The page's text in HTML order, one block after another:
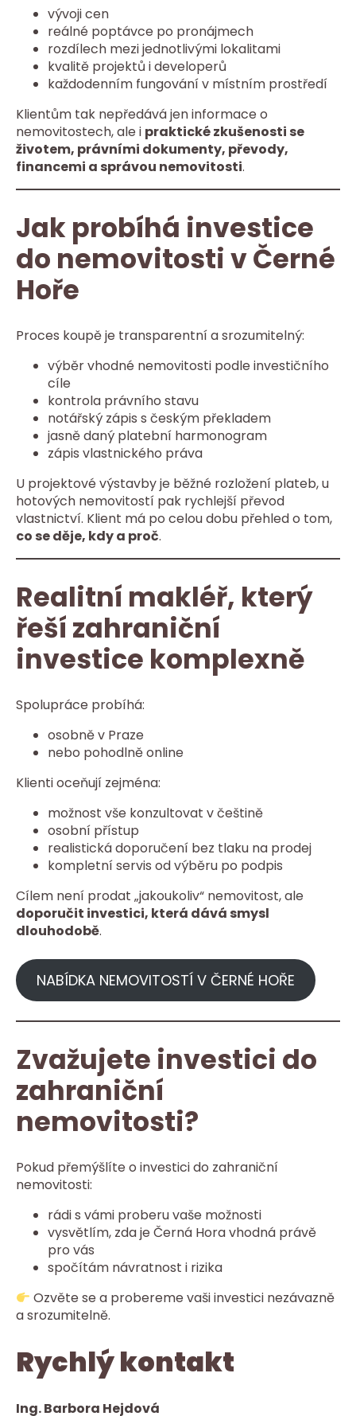
vývoji cen
reálné poptávce po pronájmech
rozdílech mezi jednotlivými lokalitami
kvalitě projektů i developerů
každodenním fungování v místním prostředí
Klientům tak nepředává jen informace o
nemovitostech, ale i praktické zkušenosti se
životem, právními dokumenty, převody,
financemi a správou nemovitosti.
Jak probíhá investice
do nemovitosti v Černé
Hoře
Proces koupě je transparentní a srozumitelný:
výběr vhodné nemovitosti podle investičního
cíle
kontrola právního stavu
notářský zápis s českým překladem
jasně daný platební harmonogram
zápis vlastnického práva
U projektové výstavby je běžné rozložení plateb, u
hotových nemovitostí pak rychlejší převod
vlastnictví. Klient má po celou dobu přehled o tom,
co se děje, kdy a proč.
Realitní makléř, který
řeší zahraniční
investice komplexně
Spolupráce probíhá:
osobně v Praze
nebo pohodlně online
Klienti oceňují zejména:
možnost vše konzultovat v češtině
osobní přístup
realistická doporučení bez tlaku na prodej
kompletní servis od výběru po podpis
Cílem není prodat „jakoukoliv“ nemovitost, ale
doporučit investici, která dává smysl
dlouhodobě.
NABÍDKA NEMOVITOSTÍ V ČERNÉ HOŘE
Zvažujete investici do
zahraniční
nemovitosti?
Pokud přemýšlíte o investici do zahraniční
nemovitosti:
rádi s vámi proberu vaše možnosti
vysvětlím, zda je Černá Hora vhodná právě
pro vás
spočítám návratnost i rizika
Ozvěte se a probereme vaši investici nezávazně
a srozumitelně.
Rychlý kontakt
Ing. Barbora Hejdová